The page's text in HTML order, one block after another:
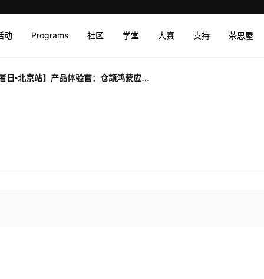
动 Programs 社区 学堂 大赛 支持 茶思屋
者日•北京站】产品体验官：仓颉鸿蒙应用